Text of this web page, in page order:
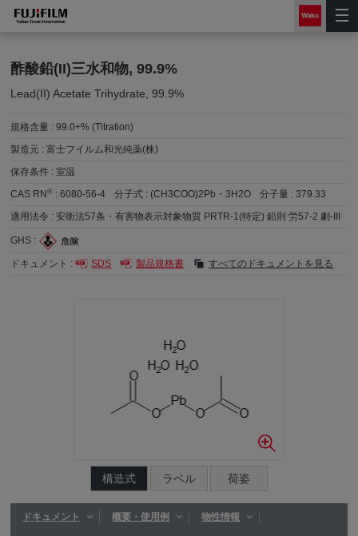
酢酸鉛(II)三水和物, 99.9%
Lead(II) Acetate Trihydrate, 99.9%
規格含量 :99.0+% (Titration)
製造元 :富士フイルム和光純薬(株)
保存条件 :室温
CAS RN® :6080-56-4 分子式 :(CH3COO)2Pb・3H2O 分子量 :379.33
適用法令 :安衛法57条・有害物表示対象物質 PRTR-1(特定) 鉛則 労57-2 劇-III
GHS :
ドキュメント : SDS 製品規格書 すべてのドキュメントを見る
構造式 ラベル 荷姿
ドキュメント 概要・使用例 物性情報